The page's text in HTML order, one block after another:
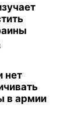
нет
в армии